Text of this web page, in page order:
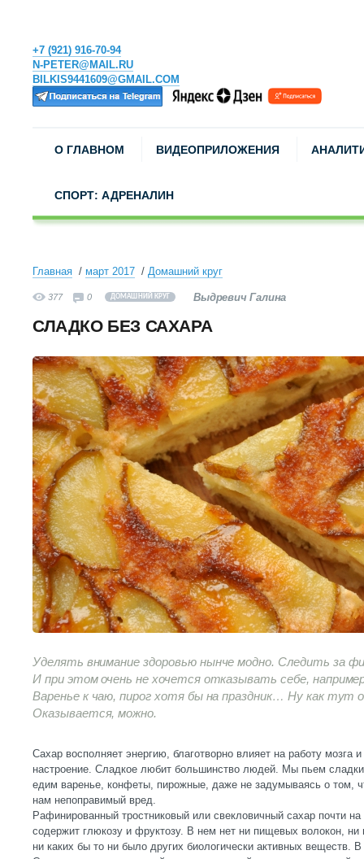
+7 (921) 916-70-94
N-PETER@MAIL.RU
BILKIS9441609@GMAIL.COM
О ГЛАВНОМ ВИДЕОПРИЛОЖЕНИЯ
СПОРТ: АДРЕНАЛИН
Главная март 2017 Домашний круг
377 0 ДОМАШНИЙ КРУГ Выдревич Галина
СЛАДКО БЕЗ САХАРА
Уделять внимание здоровью нынче модно. Следить за
И при этом очень не хочется отказывать себе,
Варенье к чаю, пирог хотя бы на праздник… Ну как тут
Оказывается, можно.
Сахар восполняет энергию, благотворно влияет на работу мозга
настроение. Сладкое любит большинство людей. Мы пьем
едим варенье, конфеты, пирожные, даже не задумываясь о том,
нам непоправимый вред.
Рафинированный тростниковый или свекловичный сахар почти
содержит глюкозу и фруктозу. В нем нет ни пищевых волокон,
ни каких бы то ни было других биологически активных веществ. В